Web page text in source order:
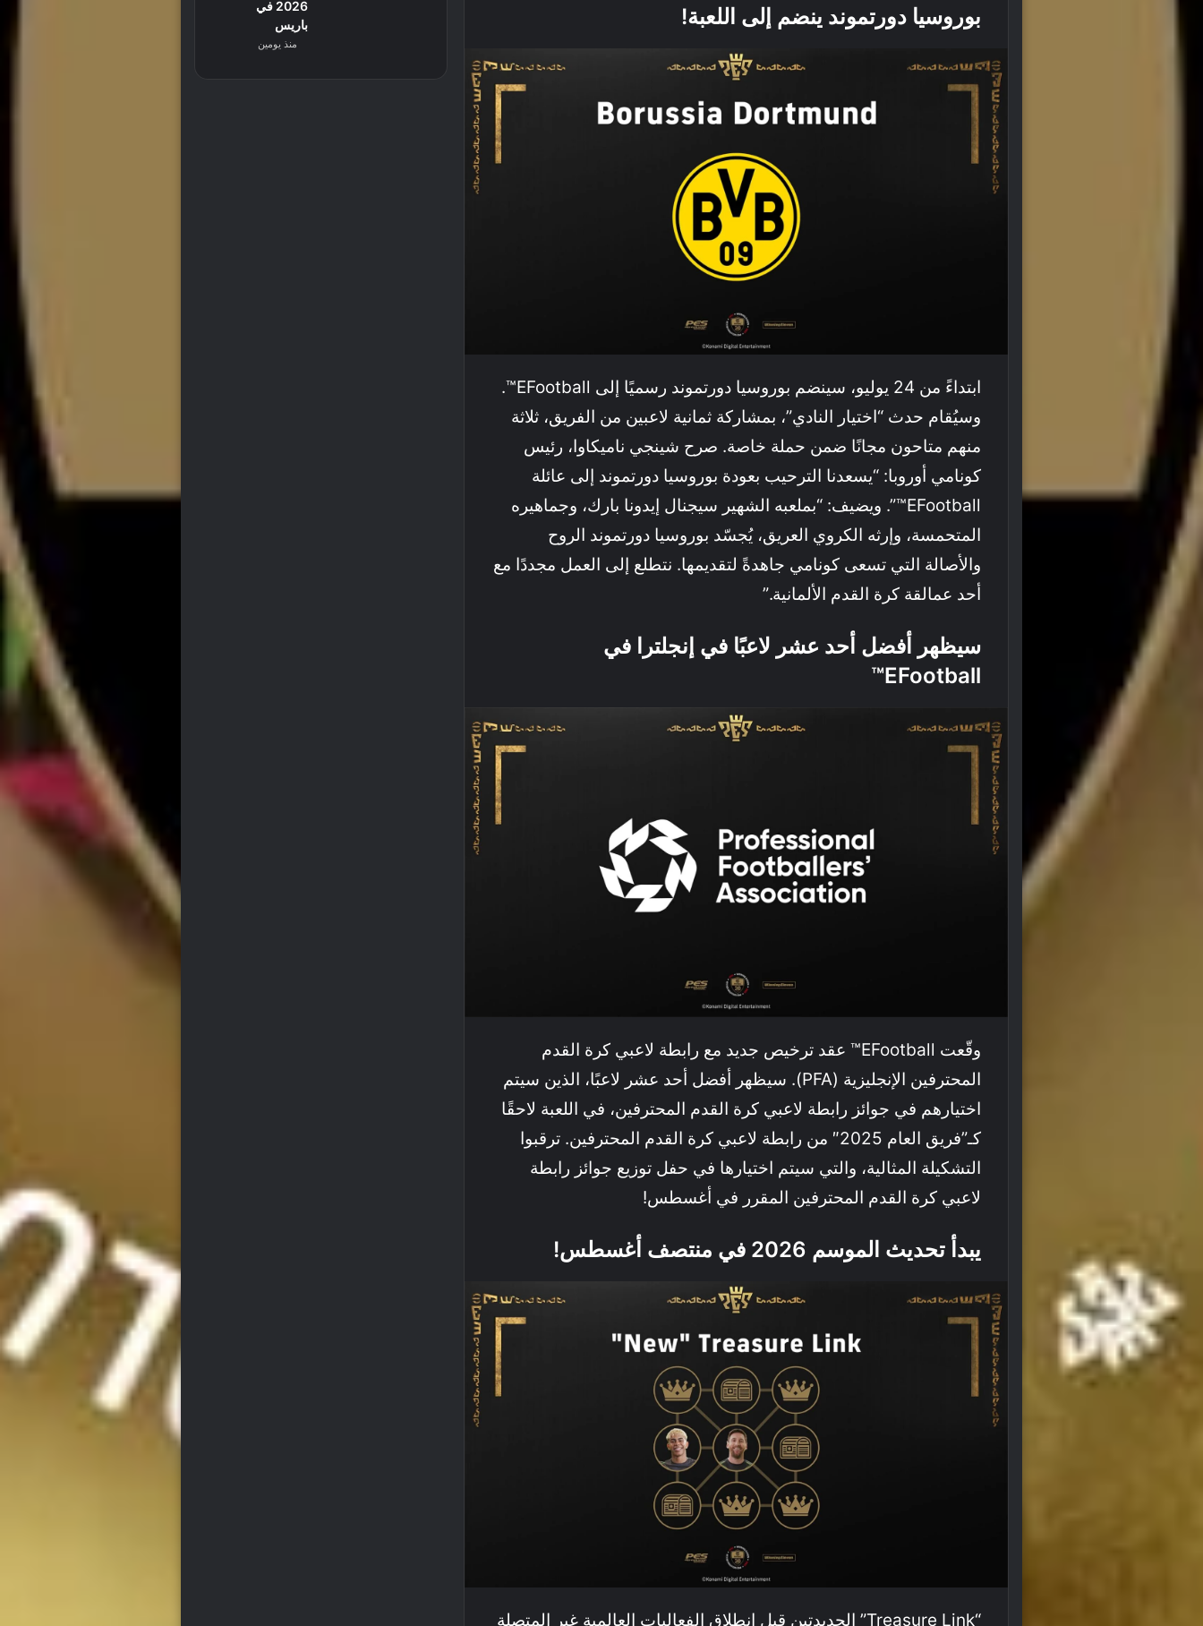
بوروسيا دورتموند ينضم إلى اللعبة!
ابتداءً من 24 يوليو، سينضم بوروسيا دورتموند رسميًا إلى EFootball™.
وسيُقام حدث “اختيار النادي”، بمشاركة ثمانية لاعبين من الفريق، ثلاثة
منهم متاحون مجانًا ضمن حملة خاصة. صرح شينجي ناميكاوا، رئيس
كونامي أوروبا: “يسعدنا الترحيب بعودة بوروسيا دورتموند إلى عائلة
EFootball™”. ويضيف: “بملعبه الشهير سيجنال إيدونا بارك، وجماهيره
المتحمسة، وإرثه الكروي العريق، يُجسّد بوروسيا دورتموند الروح
والأصالة التي تسعى كونامي جاهدةً لتقديمها. نتطلع إلى العمل مجددًا مع
أحد عمالقة كرة القدم الألمانية.”
سيظهر أفضل أحد عشر لاعبًا في إنجلترا في
EFootball™
وقّعت EFootball™ عقد ترخيص جديد مع رابطة لاعبي كرة القدم
المحترفين الإنجليزية (PFA). سيظهر أفضل أحد عشر لاعبًا، الذين سيتم
اختيارهم في جوائز رابطة لاعبي كرة القدم المحترفين، في اللعبة لاحقًا
كـ”فريق العام 2025″ من رابطة لاعبي كرة القدم المحترفين. ترقبوا
التشكيلة المثالية، والتي سيتم اختيارها في حفل توزيع جوائز رابطة
لاعبي كرة القدم المحترفين المقرر في أغسطس!
يبدأ تحديث الموسم 2026 في منتصف أغسطس!
“Treasure Link” الجديدتين قبل انطلاق الفعاليات العالمية غير المتصلة
2026 في
باريس
منذ يومين